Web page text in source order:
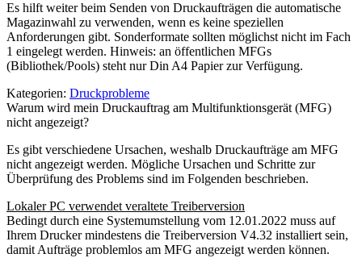
Es hilft weiter beim Senden von Druckaufträgen die automatische
Magazinwahl zu verwenden, wenn es keine speziellen
Anforderungen gibt. Sonderformate sollten möglichst nicht im Fach
1 eingelegt werden. Hinweis: an öffentlichen MFGs
(Bibliothek/Pools) steht nur Din A4 Papier zur Verfügung.
Kategorien: Druckprobleme
Warum wird mein Druckauftrag am Multifunktionsgerät (MFG)
nicht angezeigt?
Es gibt verschiedene Ursachen, weshalb Druckaufträge am MFG
nicht angezeigt werden. Mögliche Ursachen und Schritte zur
Überprüfung des Problems sind im Folgenden beschrieben.
Lokaler PC verwendet veraltete Treiberversion
Bedingt durch eine Systemumstellung vom 12.01.2022 muss auf
Ihrem Drucker mindestens die Treiberversion V4.32 installiert sein,
damit Aufträge problemlos am MFG angezeigt werden können.